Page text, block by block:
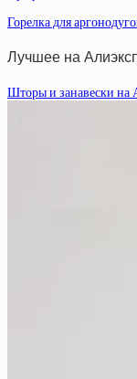
Горелка для
Лучшее на
Шторы и занавески на